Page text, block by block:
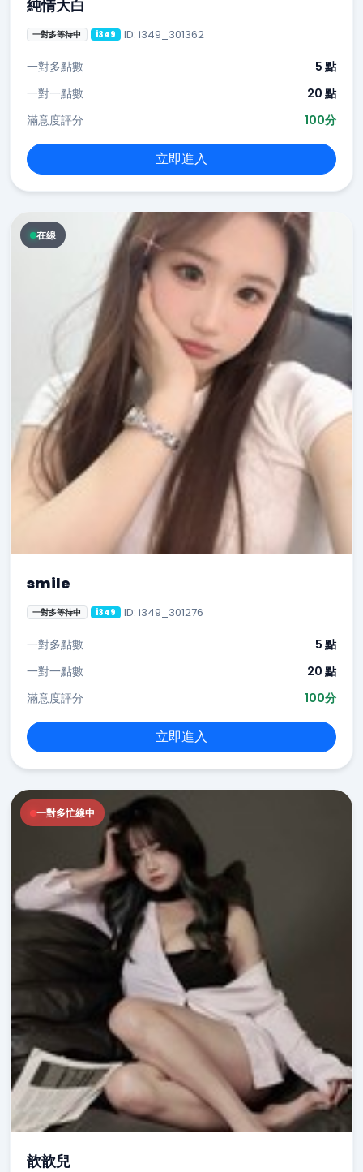
純情大白
一對多等待中 i349 ID: i349_301362
一對多點數
5 點
一對一點數
20 點
滿意度評分
100分
立即進入
在線
smile
一對多等待中 i349 ID: i349_301276
一對多點數
5 點
一對一點數
20 點
滿意度評分
100分
立即進入
一對多忙線中
歆歆兒